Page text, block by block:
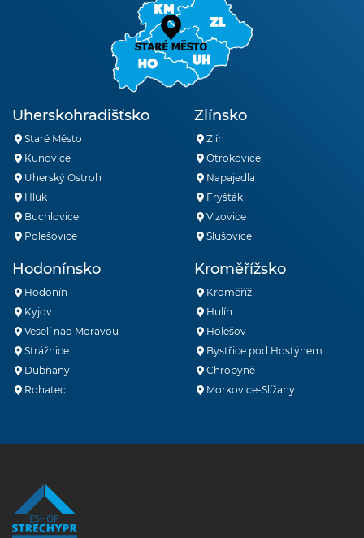
Uherskohradišťsko
Staré Město
Kunovice
Uherský Ostroh
Hluk
Buchlovice
Polešovice
Zlínsko
Zlín
Otrokovice
Napajedla
Fryšták
Vizovice
Slušovice
Hodonínsko
Hodonín
Kyjov
Veselí nad Moravou
Strážnice
Dubňany
Rohatec
Kroměřížsko
Kroměříž
Hulín
Holešov
Bystřice pod Hostýnem
Chropyně
Morkovice-Slížany